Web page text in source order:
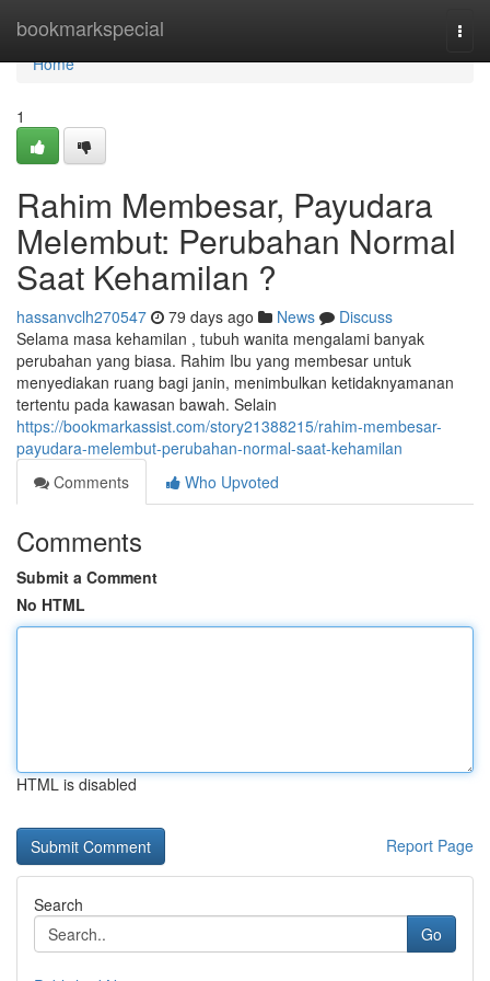
bookmarkspecial
Home
Home
1
Rahim Membesar, Payudara
Melembut: Perubahan Normal
Saat Kehamilan ?
hassanvclh270547 79 days ago News
Discuss
Selama masa kehamilan , tubuh wanita mengalami banyak
perubahan yang biasa. Rahim Ibu yang membesar untuk
menyediakan ruang bagi janin, menimbulkan ketidaknyamanan
tertentu pada kawasan bawah. Selain
https://bookmarkassist.com/story21388215/rahim-membesar-
payudara-melembut-perubahan-normal-saat-kehamilan
Comments
Who Upvoted
Comments
Submit a Comment
No HTML
HTML is disabled
Report Page
Search
Go